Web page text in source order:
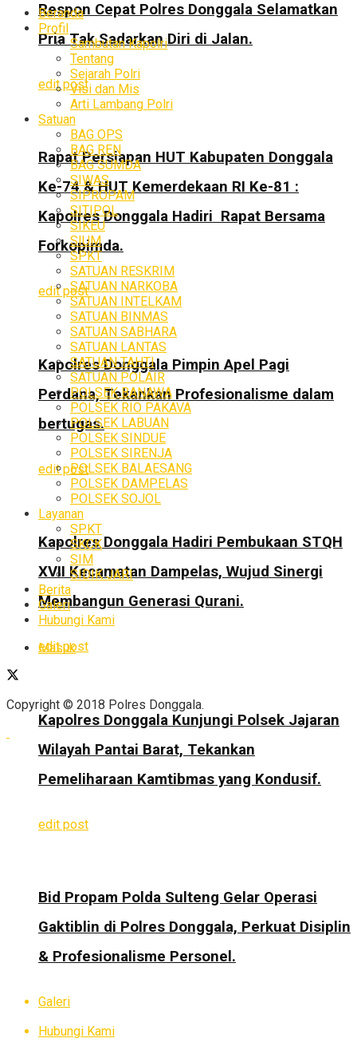
Respon Cepat Polres Donggala Selamatkan
Pria Tak Sadarkan Diri di Jalan.
edit post
Rapat Persiapan HUT Kabupaten Donggala
Ke-74 & HUT Kemerdekaan RI Ke-81 :
Kapolres Donggala Hadiri Rapat Bersama
Forkopimda.
edit post
Kapolres Donggala Pimpin Apel Pagi
Perdana, Tekankan Profesionalisme dalam
bertugas.
edit post
Kapolres Donggala Hadiri Pembukaan STQH
XVII Kecamatan Dampelas, Wujud Sinergi
Membangun Generasi Qurani.
edit post
Kapolres Donggala Kunjungi Polsek Jajaran
Wilayah Pantai Barat, Tekankan
Pemeliharaan Kamtibmas yang Kondusif.
edit post
Bid Propam Polda Sulteng Gelar Operasi
Gaktiblin di Polres Donggala, Perkuat Disiplin
& Profesionalisme Personel.
Galeri
Hubungi Kami
Beranda
Profil
Sambutan Kapolri
Tentang
Sejarah Polri
Visi dan Mis
Arti Lambang Polri
Satuan
BAG OPS
BAG REN
BAG SUMDA
SIWAS
SIPROPAM
SITIPOL
SIKEU
SIUM
SPKT
SATUAN RESKRIM
SATUAN NARKOBA
SATUAN INTELKAM
SATUAN BINMAS
SATUAN SABHARA
SATUAN LANTAS
SATUAN TAHTI
SATUAN POLAIR
POLSEK BANAWA
POLSEK RIO PAKAVA
POLSEK LABUAN
POLSEK SINDUE
POLSEK SIRENJA
POLSEK BALAESANG
POLSEK DAMPELAS
POLSEK SOJOL
Layanan
SPKT
SKCK
SIM
SIDIK JARI
Berita
Galeri
Hubungi Kami
Masuk
Copyright © 2018 Polres Donggala.